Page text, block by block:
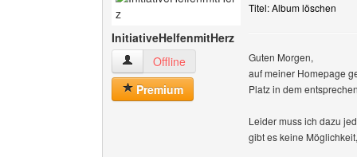
InitiativeHelfenmitHerz
InitiativeHelfenmitHerz Benutzer-Profile
Offline
Premium
Titel: Album löschen
Guten Morgen,
auf meiner Homepage
Platz in dem
Leider muss ich dazu
gibt es keine